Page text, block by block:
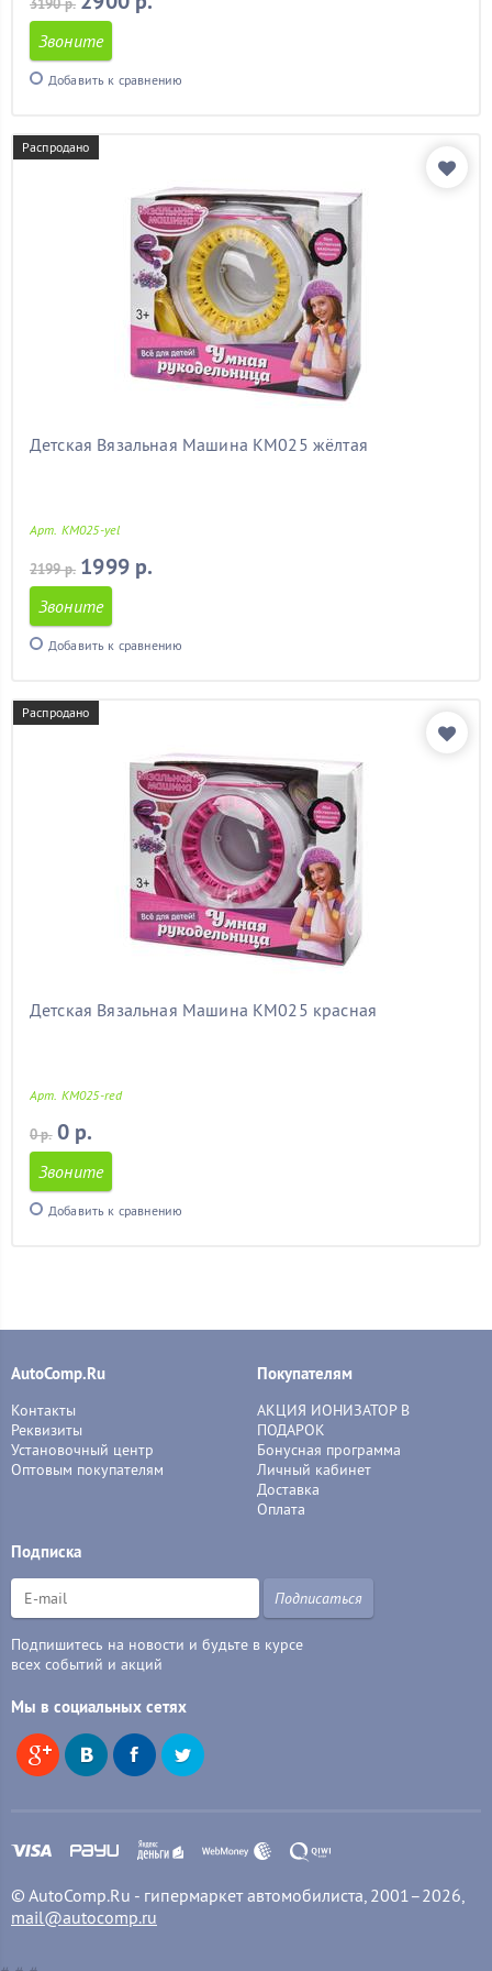
3190 р.
Звоните
Добавить к сравнению
Распродано
Детская Вязальная Машина КМ025 жёлтая
Арт. KM025-yel
2199 р. 1999 р.
Звоните
Добавить к сравнению
Распродано
Детская Вязальная Машина КМ025 красная
Арт. KM025-red
0 р. 0 р.
Звоните
Добавить к сравнению
AutoComp.Ru
Контакты
Реквизиты
Установочный центр
Оптовым покупателям
Покупателям
АКЦИЯ ИОНИЗАТОР В
ПОДАРОК
Бонусная программа
Личный кабинет
Доставка
Оплата
Подписка
Подписаться
Подпишитесь на новости и будьте в курсе
всех событий и акций
Мы в социальных сетях
© AutoComp.Ru - гипермаркет автомобилиста, 2001–2026,
mail@autocomp.ru